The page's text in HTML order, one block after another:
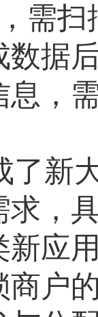
需
数据
息，
了新
求，
新应
商户